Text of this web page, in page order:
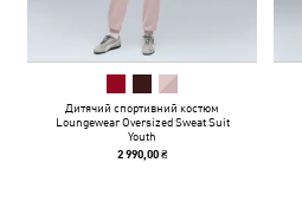
Дитячий спортивний костюм
Loungewear Oversized Sweat Suit
Youth
2 990,00 ₴